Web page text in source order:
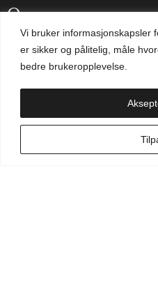
Vi bruker informasjonskapsler
er sikker og pålitelig, måle
bedre brukeropplevelse.
Om oss
Aktuelt
Handlekurv
NO